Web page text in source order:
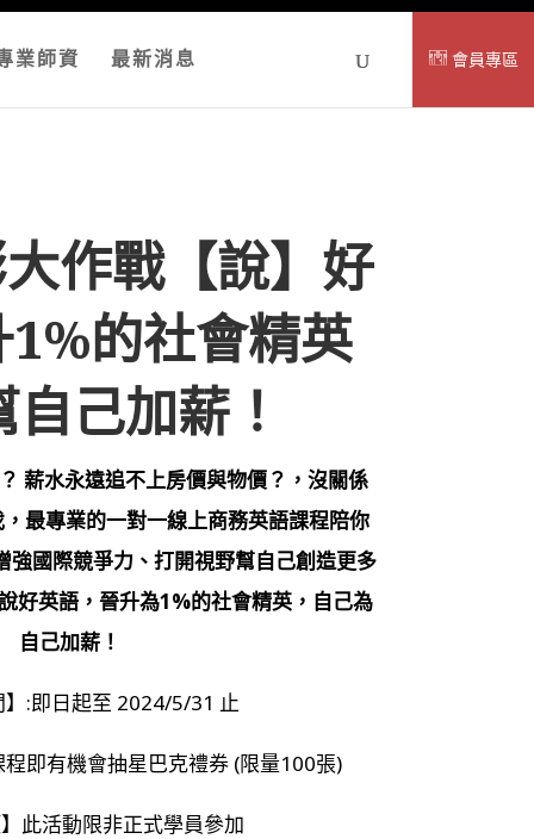
業師資 最新消息 會員專區
作戰【說】好
的社會精英
己加薪！
薪水永遠追不上房價與物價？，沒關係
最專業的一對一線上商務英語課程陪你
強國際競爭力、打開視野幫自己創造更多
好英語，晉升為1%的社會精英，自己為
自己加薪！
】:即日起至 2024/5/31 止
即有機會抽星巴克禮券 (限量100張)
此活動限非正式學員參加